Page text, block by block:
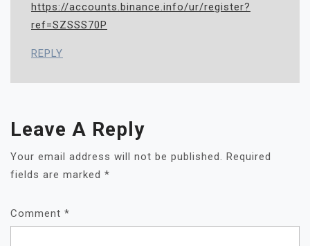
https://accounts.binance.info/ur/register?
ref=SZSSS70P
REPLY
Leave A Reply
Your email address will not be published. Required
fields are marked *
Comment *